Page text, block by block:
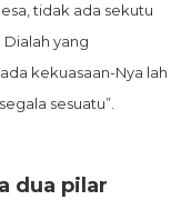
tidak ada sekutu
yang
kekuasaan-Nya lah
sesuatu”.
dua pilar